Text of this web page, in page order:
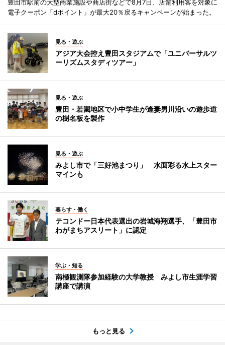
豊田市駅前の大型商業施設や商店街などで8月7日、店舗利用客を対象に
電子クーポン「dポイント」が最大20％戻るキャンペーンが始まった。
見る・遊ぶ
アジア大会控え豊田スタジアムで「ユニバーサルツ
ーリズムスタディツアー」
見る・遊ぶ
豊田・若園地区で小中学生が逢妻男川沿いの遊歩道
の樹名板を製作
見る・遊ぶ
みよし市で「三好池まつり」 水面彩る水上スター
マインも
暮らす・働く
テコンドー日本代表選出の岩城海翔選手、「豊田市
わがまちアスリート」に認定
学ぶ・知る
南極観測隊参加経験の大学教授 みよし市生涯学習
講座で講演
もっと見る